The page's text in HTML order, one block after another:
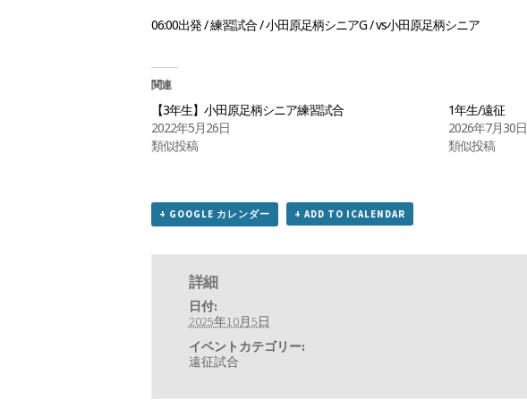
06:00出発 / 練習試合 / 小田原足柄シニアG / vs小田原足柄シニア
関連
【3年生】小田原足柄シニア練習試合
2022年5月26日
類似投稿
1年生/遠征
2026年7月30日
類似投稿
+ GOOGLE カレンダー + ADD TO ICALENDAR
詳細
日付:
2025年10月5日
イベントカテゴリー:
遠征試合